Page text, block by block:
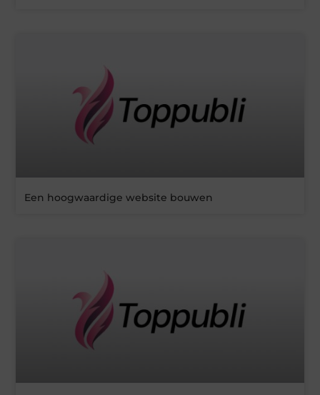
Een hoogwaardige website bouwen